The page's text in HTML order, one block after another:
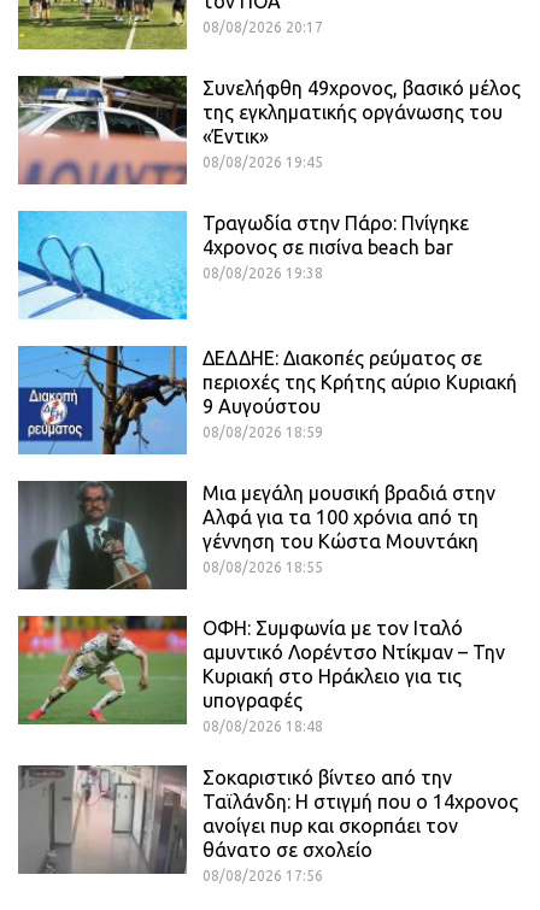
08/08/2026 20:17
Συνελήφθη 49χρονος, βασικό μέλος
της εγκληματικής οργάνωσης του
«Έντικ»
08/08/2026 19:45
Τραγωδία στην Πάρο: Πνίγηκε
4χρονος σε πισίνα beach bar
08/08/2026 19:38
ΔΕΔΔΗΕ: Διακοπές ρεύματος σε
περιοχές της Κρήτης αύριο Κυριακή
9 Αυγούστου
08/08/2026 18:59
Μια μεγάλη μουσική βραδιά στην
Αλφά για τα 100 χρόνια από τη
γέννηση του Κώστα Μουντάκη
08/08/2026 18:55
ΟΦΗ: Συμφωνία με τον Ιταλό
αμυντικό Λορέντσο Ντίκμαν – Την
Κυριακή στο Ηράκλειο για τις
υπογραφές
08/08/2026 18:48
Σοκαριστικό βίντεο από την
Ταϊλάνδη: Η στιγμή που ο 14χρονος
ανοίγει πυρ και σκορπάει τον
θάνατο σε σχολείο
08/08/2026 17:56